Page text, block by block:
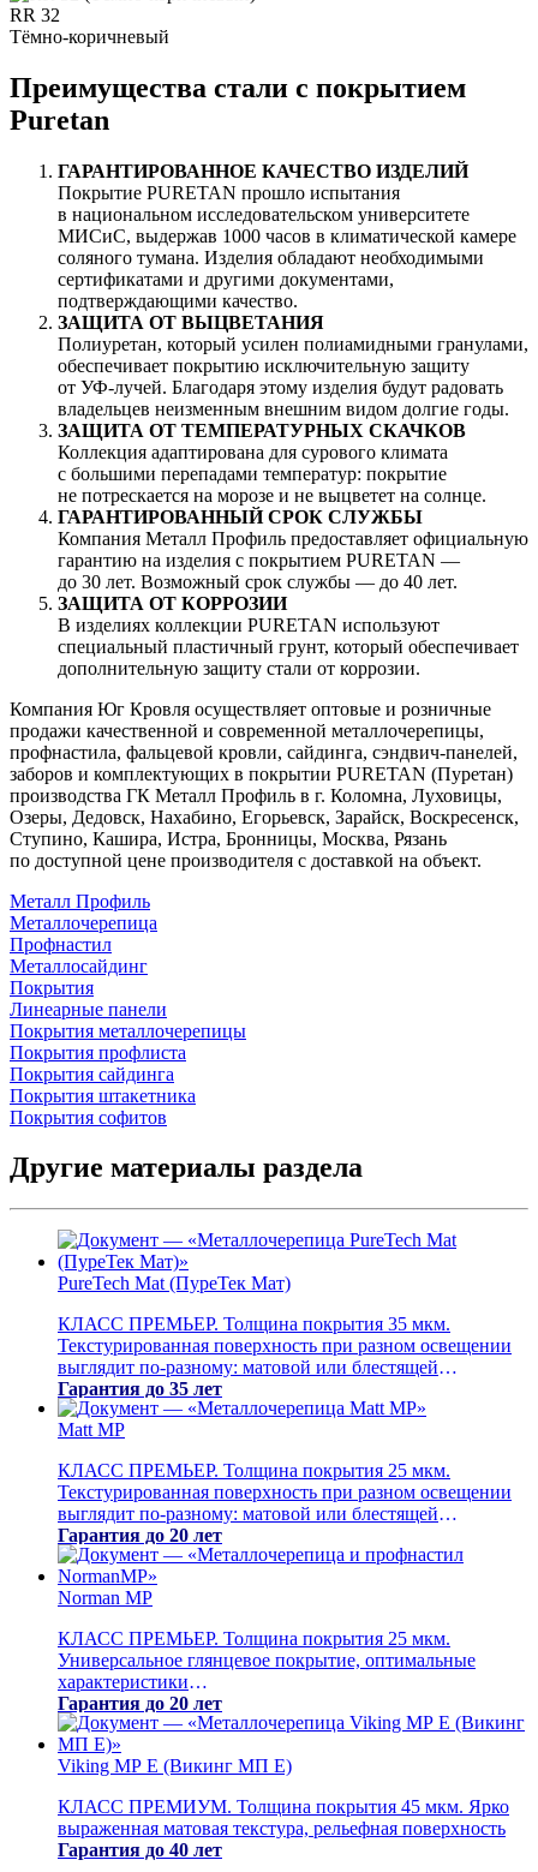
RR 32
Тёмно-коричневый
Преимущества стали с покрытием
Puretan
ГАРАНТИРОВАННОЕ КАЧЕСТВО ИЗДЕЛИЙ
Покрытие PURETAN прошло испытания
в национальном исследовательском университете
МИСиС, выдержав 1000 часов в климатической камере
соляного тумана. Изделия обладают необходимыми
сертификатами и другими документами,
подтверждающими качество.
ЗАЩИТА ОТ ВЫЦВЕТАНИЯ
Полиуретан, который усилен полиамидными гранулами,
обеспечивает покрытию исключительную защиту
от УФ-лучей. Благодаря этому изделия будут радовать
владельцев неизменным внешним видом долгие годы.
ЗАЩИТА ОТ ТЕМПЕРАТУРНЫХ СКАЧКОВ
Коллекция адаптирована для сурового климата
с большими перепадами температур: покрытие
не потрескается на морозе и не выцветет на солнце.
ГАРАНТИРОВАННЫЙ СРОК СЛУЖБЫ
Компания Металл Профиль предоставляет официальную
гарантию на изделия с покрытием PURETAN —
до 30 лет. Возможный срок службы — до 40 лет.
ЗАЩИТА ОТ КОРРОЗИИ
В изделиях коллекции PURETAN используют
специальный пластичный грунт, который обеспечивает
дополнительную защиту стали от коррозии.
Компания Юг Кровля осуществляет оптовые и розничные
продажи качественной и современной металлочерепицы,
профнастила, фальцевой кровли, сайдинга, сэндвич-панелей,
заборов и комплектующих в покрытии PURETAN (Пуретан)
производства ГК Металл Профиль в г. Коломна, Луховицы,
Озеры, Дедовск, Нахабино, Егорьевск, Зарайск, Воскресенск,
Ступино, Кашира, Истра, Бронницы, Москва, Рязань
по доступной цене производителя с доставкой на объект.
Металл Профиль
Металлочерепица
Профнастил
Металлосайдинг
Покрытия
Линеарные панели
Покрытия металлочерепицы
Покрытия профлиста
Покрытия сайдинга
Покрытия штакетника
Покрытия софитов
Другие материалы раздела
PureTech Mat (ПуреТек Мат)
КЛАСС ПРЕМЬЕР. Толщина покрытия 35 мкм.
Текстурированная поверхность при разном освещении
выглядит по-разному: матовой или блестящей
Гарантия до 35 лет
Matt MP
КЛАСС ПРЕМЬЕР. Толщина покрытия 25 мкм.
Текстурированная поверхность при разном освещении
выглядит по-разному: матовой или блестящей
Гарантия до 20 лет
Norman MP
КЛАСС ПРЕМЬЕР. Толщина покрытия 25 мкм.
Универсальное глянцевое покрытие, оптимальные
характеристики
Гарантия до 20 лет
Viking MP E (Викинг МП Е)
КЛАСС ПРЕМИУМ. Толщина покрытия 45 мкм. Ярко
выраженная матовая текстура, рельефная поверхность
Гарантия до 40 лет